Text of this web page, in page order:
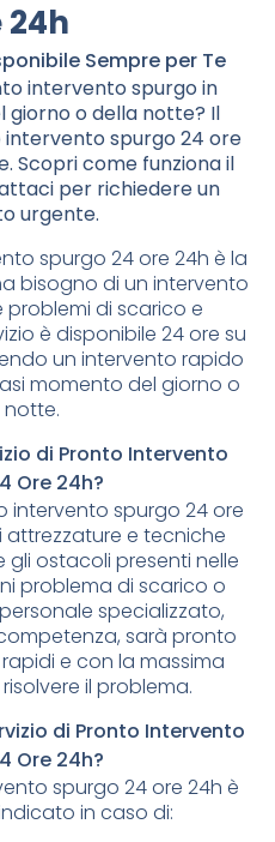
24h
Sempre per Te
intervento spurgo in
giorno o della notte? Il
spurgo 24 ore
Scopri come funziona il
per richiedere un
urgente.
spurgo 24 ore 24h è la
bisogno di un intervento
problemi di scarico e
è disponibile 24 ore su
un intervento rapido
momento del giorno o
di Pronto Intervento
Ore 24h?
intervento spurgo 24 ore
attrezzature e tecniche
ostacoli presenti nelle
problema di scarico o
specializzato,
sarà pronto
e con la massima
il problema.
di Pronto Intervento
Ore 24h?
spurgo 24 ore 24h è
in caso di: